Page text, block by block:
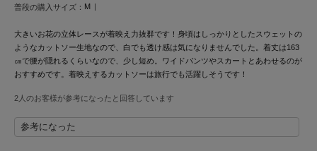
NIKE
NOWNS
ナウンス
null.
ヌル
普段の購入サイズ： M
大きいお花の立体レースが着映え力抜群です！身頃はしっかりとしたスウェットの
ようなカットソー生地なので、白でも透け感は気になりませんでした。着丈は163
㎝で腰が隠れるくらいなので、少し短め。ワイドパンツやスカートとあわせるのが
おすすめです。着映えするカットソーは旅行でも活躍しそうです！
2人のお客様が参考になったと回答しています
参考になった